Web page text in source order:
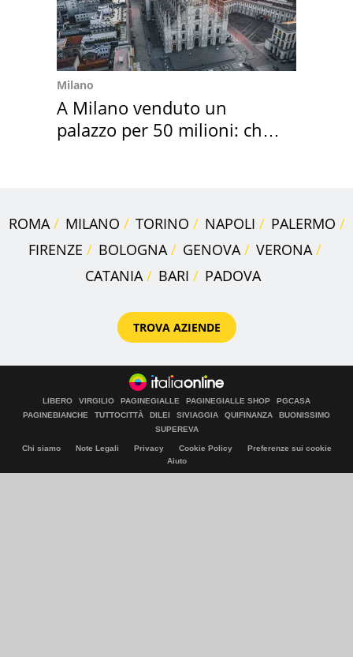
Milano
A Milano venduto un
palazzo per 50 milioni: chi
ROMA MILANO TORINO NAPOLI
PALERMO
FIRENZE
BOLOGNA GENOVA
VERONA
CATANIA
BARI PADOVA
TROVA AZIENDE
LIBERO VIRGILIO PAGINEGIALLE PAGINEGIALLE SHOP
PGCASA
PAGINEBIANCHE
TUTTOCITTÀ DILEI SIVIAGGIA QUIFINANZA
BUONISSIMO
SUPEREVA
Chi siamo Note Legali Privacy Cookie Policy
Preferenze sui cookie
Aiuto